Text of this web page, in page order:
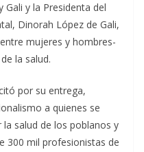
y la Presidenta del
Dinorah López de Gali,
mujeres y hombres-
la salud.
por su entrega,
a quienes se
salud de los poblanos y
300 mil profesionistas de